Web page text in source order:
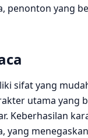
penonton yang
sifat yang
utama yang
Keberhasilan
yang